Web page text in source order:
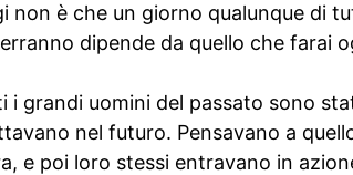
non è che un giorno qualunque di
dipende da quello che farai
i grandi uomini del passato sono
nel futuro. Pensavano a
e poi loro stessi entravano in